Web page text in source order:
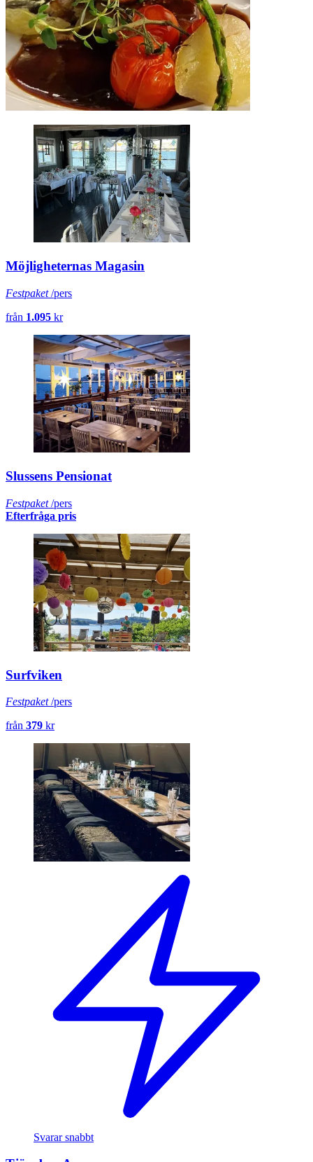
Möjligheternas Magasin
Festpaket/pers
från 1.095 kr
Slussens Pensionat
Festpaket/pers
Efterfråga pris
Surfviken
Festpaket/pers
från 379 kr
Svarar snabbt